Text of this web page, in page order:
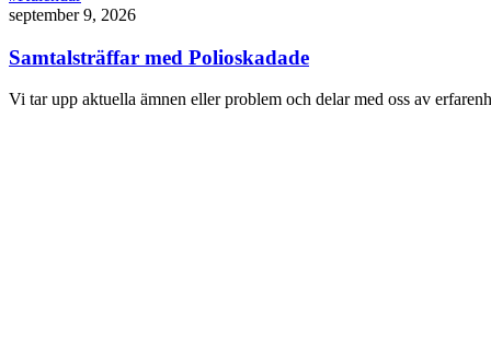
september 9, 2026
Samtalsträffar med Polioskadade
Vi tar upp aktuella ämnen eller problem och delar med oss av